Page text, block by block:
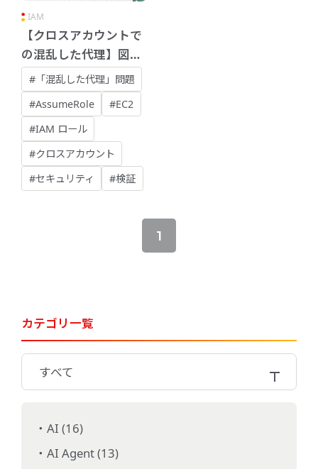
IAM
【クロスアカウントで
の混乱した代理】図解
で理解する
AssumeRoleのリスク
と対策
#「混乱した代理」問題
#AssumeRole
#EC2
#IAM ロール
#クロスアカウント
#セキュリティ
#検証
1
カテゴリ一覧
すべて
AI (16)
AI Agent (13)